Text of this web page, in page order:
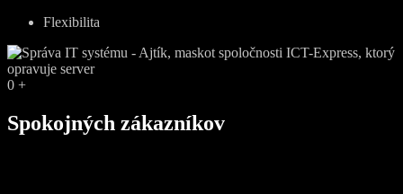
Flexibilita
0 +
Spokojných zákazníkov